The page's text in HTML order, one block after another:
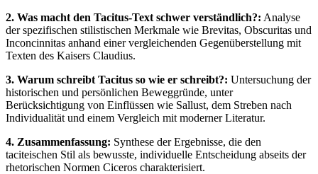
2. Was macht den Tacitus-Text schwer verständlich?: Analyse
der spezifischen stilistischen Merkmale wie Brevitas, Obscuritas und
Inconcinnitas anhand einer vergleichenden Gegenüberstellung mit
Texten des Kaisers Claudius.
3. Warum schreibt Tacitus so wie er schreibt?: Untersuchung der
historischen und persönlichen Beweggründe, unter
Berücksichtigung von Einflüssen wie Sallust, dem Streben nach
Individualität und einem Vergleich mit moderner Literatur.
4. Zusammenfassung: Synthese der Ergebnisse, die den
taciteischen Stil als bewusste, individuelle Entscheidung abseits der
rhetorischen Normen Ciceros charakterisiert.